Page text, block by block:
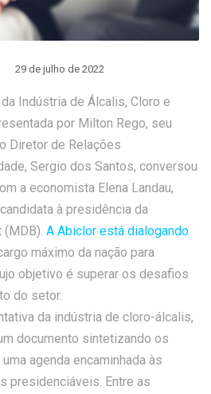
29 de julho de 2022
Indústria de Álcalis, Cloro e
por Milton Rego, seu
Diretor de Relações
Sergio dos Santos, conversou
a economista Elena Landau,
à presidência da
A Abiclor está dialogando
máximo da nação para
objetivo é superar os desafios
do setor.
da indústria de cloro-álcalis,
documento sintetizando os
agenda encaminhada às
presidenciáveis. Entre as